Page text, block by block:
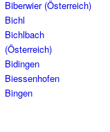
Biberwier (Österreich)
Bichl
Bichlbach
(Österreich)
Bidingen
Biessenhofen
Bingen